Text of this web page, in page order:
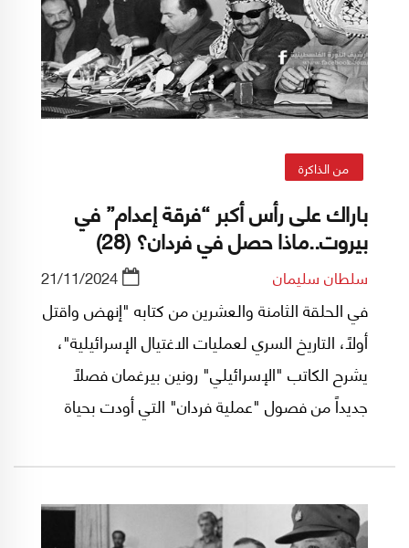
من الذاكرة
باراك على رأس أكبر “فرقة إعدام” في
بيروت..ماذا حصل في فردان؟ (28)
سلطان سليمان 21/11/2024
في الحلقة الثامنة والعشرين من كتابه "إنهض واقتل
أولاً، التاريخ السري لعمليات الاغتيال الإسرائيلية"،
يشرح الكاتب "الإسرائيلي" رونين بيرغمان فصلاً
جديداً من فصول "عملية فردان" التي أودت بحياة
ومحمد يوسف النجار، في بيروت، رداً على عملية
ميونيخ التي نفذتها "منظمة أيلول الأسود".